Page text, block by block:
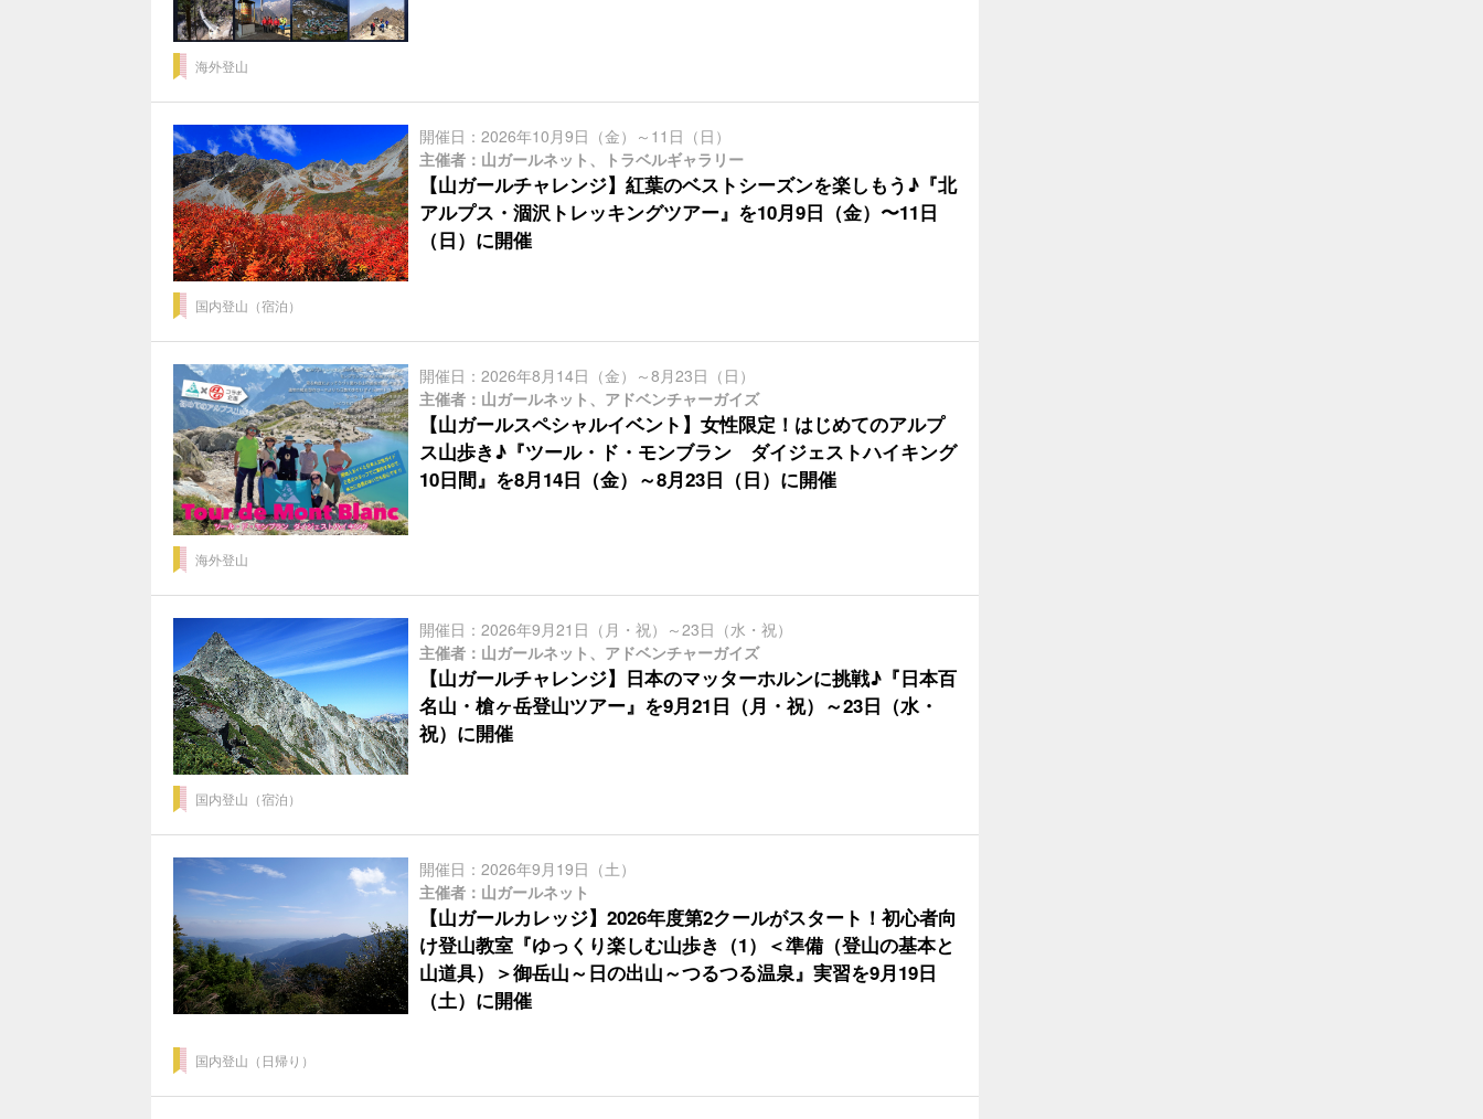
海外登山
開催日：2026年10月9日（金）～11日（日）
主催者：山ガールネット、トラベルギャラリー
【山ガールチャレンジ】紅葉のベストシーズンを楽しもう♪『北
アルプス・涸沢トレッキングツアー』を10月9日（金）〜11日
（日）に開催
国内登山（宿泊）
開催日：2026年8月14日（金）～8月23日（日）
主催者：山ガールネット、アドベンチャーガイズ
【山ガールスペシャルイベント】女性限定！はじめてのアルプ
ス山歩き♪『ツール・ド・モンブラン ダイジェストハイキング
10日間』を8月14日（金）～8月23日（日）に開催
海外登山
開催日：2026年9月21日（月・祝）～23日（水・祝）
主催者：山ガールネット、アドベンチャーガイズ
【山ガールチャレンジ】日本のマッターホルンに挑戦♪『日本百
名山・槍ヶ岳登山ツアー』を9月21日（月・祝）～23日（水・
祝）に開催
国内登山（宿泊）
開催日：2026年9月19日（土）
主催者：山ガールネット
【山ガールカレッジ】2026年度第2クールがスタート！初心者向
け登山教室『ゆっくり楽しむ山歩き（1）＜準備（登山の基本と
山道具）＞御岳山～日の出山～つるつる温泉』実習を9月19日
（土）に開催
国内登山（日帰り）